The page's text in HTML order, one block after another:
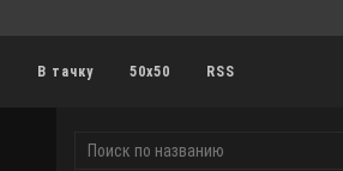
В тачку 50x50 RSS